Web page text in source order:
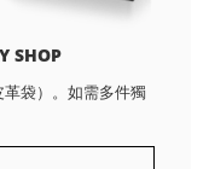
SHOP
袋）。如需多件獨